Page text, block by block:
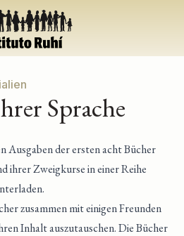
Sprache
Ausgaben der ersten acht Bücher
ihrer Zweigkurse in einer Reihe
zusammen mit einigen Freunden
Inhalt auszutauschen. Die Bücher